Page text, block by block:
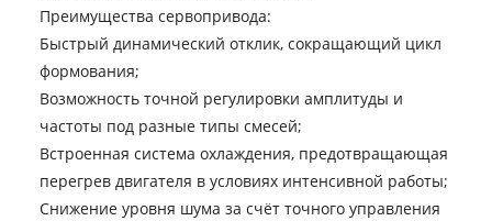
Преимущества сервопривода:
Быстрый динамический отклик, сокращающий цикл
формования;
Возможность точной регулировки амплитуды и
частоты под разные типы смесей;
Встроенная система охлаждения, предотвращающая
перегрев двигателя в условиях интенсивной работы;
Снижение уровня шума за счёт точного управления